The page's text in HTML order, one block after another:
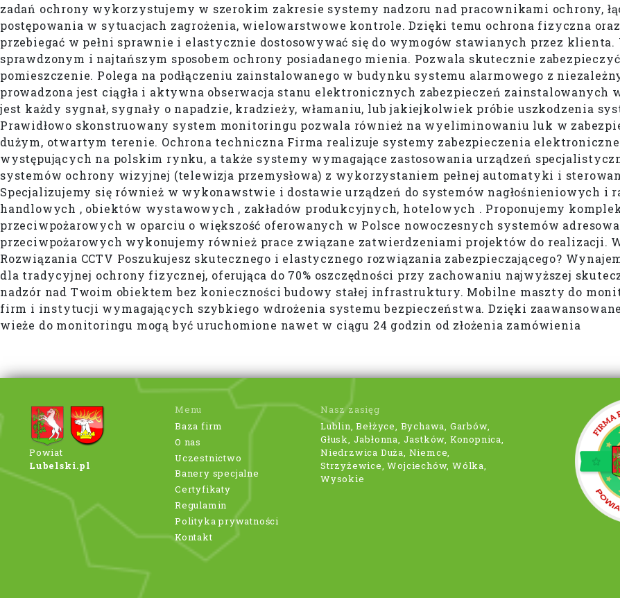
zadań ochrony wykorzystujemy w szerokim zakresie systemy nadzoru nad pracownikami ochrony,
postępowania w sytuacjach zagrożenia, wielowarstwowe kontrole. Dzięki temu ochrona fizyczna
przebiegać w pełni sprawnie i elastycznie dostosowywać się do wymogów stawianych przez
sprawdzonym i najtańszym sposobem ochrony posiadanego mienia. Pozwala skutecznie
pomieszczenie. Polega na podłączeniu zainstalowanego w budynku systemu alarmowego z
prowadzona jest ciągła i aktywna obserwacja stanu elektronicznych zabezpieczeń
jest każdy sygnał, sygnały o napadzie, kradzieży, włamaniu, lub jakiejkolwiek próbie uszkodzenia
Prawidłowo skonstruowany system monitoringu pozwala również na wyeliminowaniu luk w
dużym, otwartym terenie. Ochrona techniczna Firma realizuje systemy zabezpieczenia
występujących na polskim rynku, a także systemy wymagające zastosowania urządzeń
systemów ochrony wizyjnej (telewizja przemysłowa) z wykorzystaniem pełnej automatyki i
Specjalizujemy się również w wykonawstwie i dostawie urządzeń do systemów nagłośnieniowych i
handlowych , obiektów wystawowych , zakładów produkcyjnych, hotelowych . Proponujemy
przeciwpożarowych w oparciu o większość oferowanych w Polsce nowoczesnych systemów
przeciwpożarowych wykonujemy również prace związane zatwierdzeniami projektów do realizacji.
Rozwiązania CCTV Poszukujesz skutecznego i elastycznego rozwiązania zabezpieczającego?
dla tradycyjnej ochrony fizycznej, oferująca do 70% oszczędności przy zachowaniu najwyższej
nadzór nad Twoim obiektem bez konieczności budowy stałej infrastruktury. Mobilne maszty do
firm i instytucji wymagających szybkiego wdrożenia systemu bezpieczeństwa. Dzięki
wieże do monitoringu mogą być uruchomione nawet w ciągu 24 godzin od złożenia zamówienia
Powiat
Lubelski.pl
Menu
Baza firm
O nas
Uczestnictwo
Banery specjalne
Certyfikaty
Regulamin
Polityka prywatności
Kontakt
Nasz zasięg
Lublin, Bełżyce, Bychawa, Garbów,
Głusk, Jabłonna, Jastków, Konopnica,
Niedrzwica Duża, Niemce,
Strzyżewice, Wojciechów, Wólka,
Wysokie